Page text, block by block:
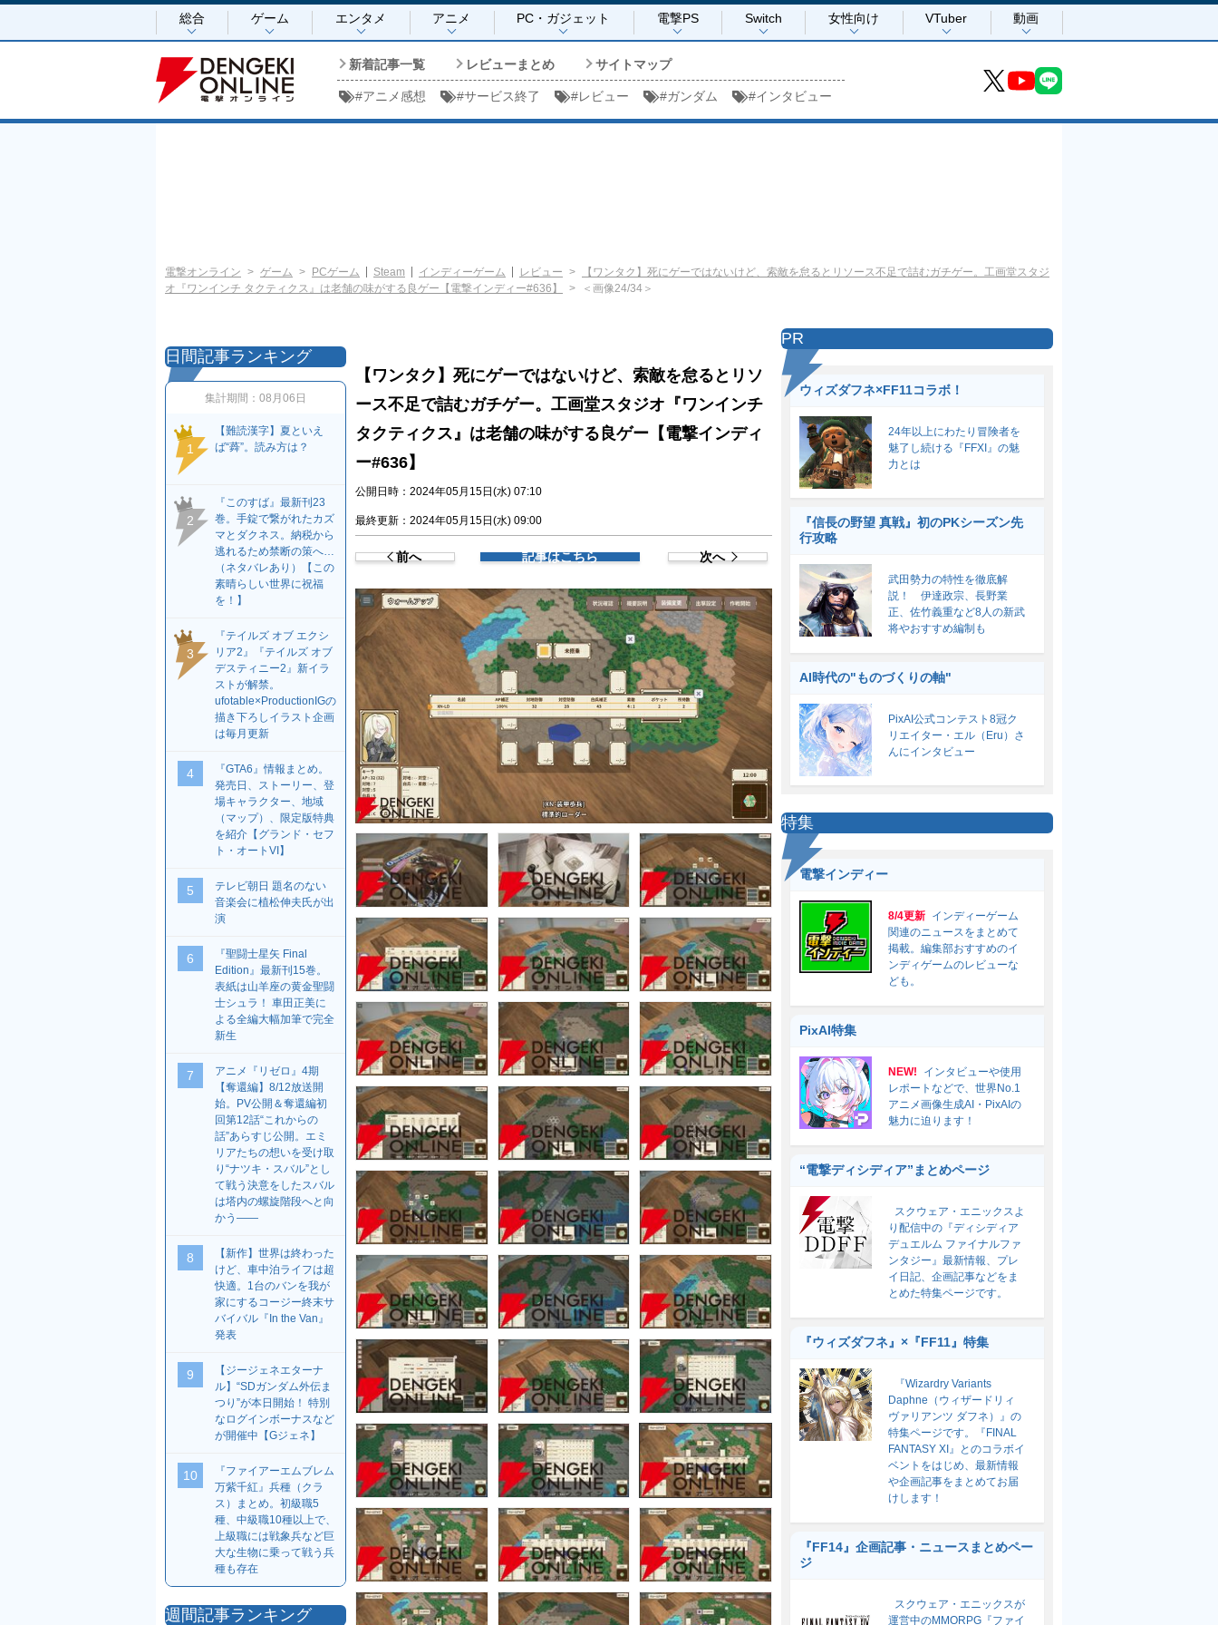
総合 ゲーム エンタメ アニメ PC・ガジェット 電撃PS Switch 女性向け VTuber 動画
新着記事一覧 レビューまとめ サイトマップ
#アニメ感想 #サービス終了 #レビュー #ガンダム #インタビュー
電撃オンライン ゲーム PCゲーム Steam インディーゲーム レビュー
【ワンタク】死にゲーではないけど、索敵を怠るとリソース不足で詰むガチゲー。工画堂スタジ
オ『ワンインチ タクティクス』は老舗の味がする良ゲー【電撃インディー#636】
＜画像24/34＞
【ワンタク】死にゲーではないけど、索敵を怠るとリソ
ース不足で詰むガチゲー。工画堂スタジオ『ワンインチ
タクティクス』は老舗の味がする良ゲー【電撃インディ
ー#636】
公開日時：2024年05月15日(水) 07:10
最終更新：2024年05月15日(水) 09:00
前へ 記事はこちら 次へ
日間記事ランキング
集計期間： 08月06日
1
【難読漢字】夏といえ
ば“蕣”。読み方は？
2
『このすば』最新刊23
巻。手錠で繋がれたカズ
マとダクネス。納税から
逃れるため禁断の策へ…
（ネタバレあり）【この
素晴らしい世界に祝福
を！】
3
『テイルズ オブ エクシ
リア2』『テイルズ オブ
デスティニー2』新イラ
ストが解禁。
ufotable×ProductionIGの
描き下ろしイラスト企画
は毎月更新
4
『GTA6』情報まとめ。
発売日、ストーリー、登
場キャラクター、地域
（マップ）、限定版特典
を紹介【グランド・セフ
ト・オートVI】
5
テレビ朝日 題名のない
音楽会に植松伸夫氏が出
演
6
『聖闘士星矢 Final
Edition』最新刊15巻。
表紙は山羊座の黄金聖闘
士シュラ！ 車田正美に
よる全編大幅加筆で完全
新生
7
アニメ『リゼロ』4期
【奪還編】8/12放送開
始。PV公開＆奪還編初
回第12話“これからの
話”あらすじ公開。エミ
リアたちの想いを受け取
り“ナツキ・スバル”とし
て戦う決意をしたスバル
は塔内の螺旋階段へと向
かう――
8
【新作】世界は終わった
けど、車中泊ライフは超
快適。1台のバンを我が
家にするコージー終末サ
バイバル『In the Van』
発表
9
【ジージェネエターナ
ル】“SDガンダム外伝ま
つり”が本日開始！ 特別
なログインボーナスなど
が開催中【Gジェネ】
10
『ファイアーエムブレム
万紫千紅』兵種（クラ
ス）まとめ。初級職5
種、中級職10種以上で、
上級職には戦象兵など巨
大な生物に乗って戦う兵
種も存在
週間記事ランキング
PR
ウィズダフネ×FF11コラボ！
24年以上にわたり冒険者を
魅了し続ける『FFXI』の魅
力とは
『信長の野望 真戦』初のPKシーズン先
行攻略
武田勢力の特性を徹底解
説！ 伊達政宗、長野業
正、佐竹義重など8人の新武
将やおすすめ編制も
AI時代の"ものづくりの軸"
PixAI公式コンテスト8冠ク
リエイター・エル（Eru）さ
んにインタビュー
特集
電撃インディー
8/4更新 インディーゲーム
関連のニュースをまとめて
掲載。編集部おすすめのイ
ンディゲームのレビューな
ども。
PixAI特集
NEW!
インタビューや使用
レポートなどで、世界No.1
アニメ画像生成AI・PixAIの
魅力に迫ります！
“電撃ディシディア”まとめページ
スクウェア・エニックスよ
り配信中の『ディシディア
デュエルム ファイナルファ
ンタジー』最新情報、プレ
イ日記、企画記事などをま
とめた特集ページです。
『ウィズダフネ』×『FF11』特集
『Wizardry Variants
Daphne（ウィザードリィ
ヴァリアンツ ダフネ）』の
特集ページです。『FINAL
FANTASY XI』とのコラボイ
ベントをはじめ、最新情報
や企画記事をまとめてお届
けします！
『FF14』企画記事・ニュースまとめペー
ジ
スクウェア・エニックスが
運営中のMMORPG『ファイ